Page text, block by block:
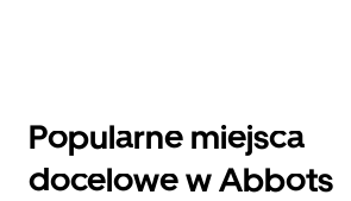
Popularne miejsca
docelowe w Abbots